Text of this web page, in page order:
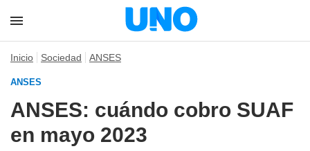
Inicio Sociedad ANSES
ANSES
ANSES: cuándo cobro SUAF
en mayo 2023